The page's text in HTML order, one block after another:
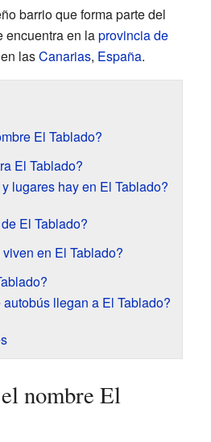
barrio que forma parte del
encuentra en laprovincia de
lasCanarias, España.
El Tablado?
El Tablado?
lugares hay en El Tablado?
El Tablado?
en El Tablado?
llegan a El Tablado?
nombre El